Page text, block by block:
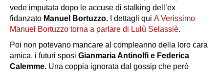
vede imputata dopo le accuse di stalking dell’ex
fidanzato Manuel Bortuzzo. I dettagli qui A Verissimo
Manuel Bortuzzo torna a parlare di Lulù Selassiè.
Poi non potevano mancare al compleanno della loro cara
amica, i futuri sposi Gianmaria Antinolfi e Federica
Calemme. Una coppia ignorata dal gossip che però